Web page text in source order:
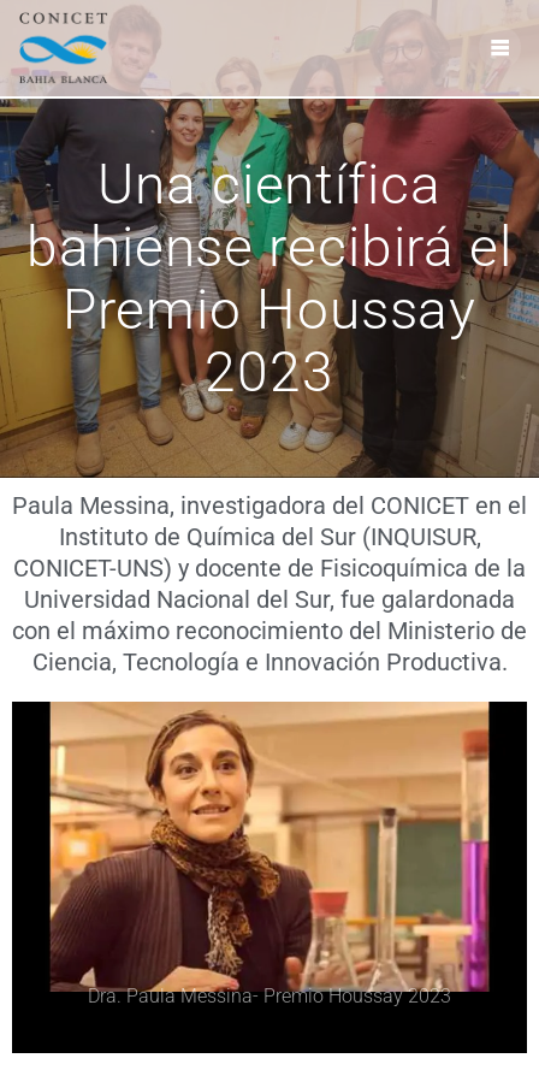
Una científica
bahiense recibirá el
Premio Houssay
2023
Paula Messina, investigadora del CONICET en el
Instituto de Química del Sur (INQUISUR,
CONICET-UNS) y docente de Fisicoquímica de la
Universidad Nacional del Sur, fue galardonada
con el máximo reconocimiento del Ministerio de
Ciencia, Tecnología e Innovación Productiva.
Dra. Paula Messina- Premio Houssay 2023